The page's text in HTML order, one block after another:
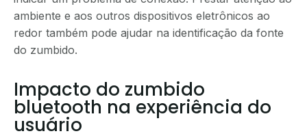
ambiente e aos outros dispositivos eletrônicos ao
redor também pode ajudar na identificação da fonte
do zumbido.
Impacto do zumbido
bluetooth na experiência do
usuário